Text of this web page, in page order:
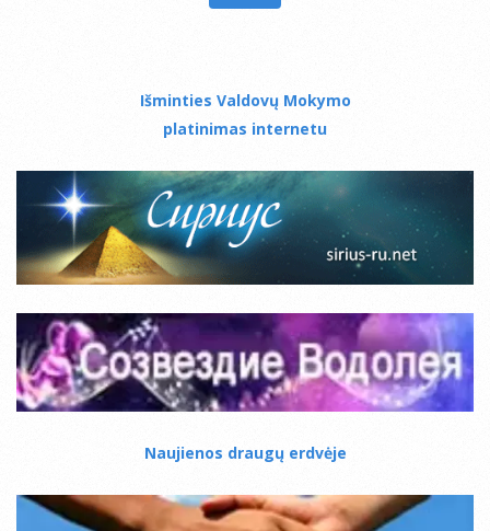
Išminties Valdovų Mokymo
platinimas internetu
Naujienos draugų erdvėje